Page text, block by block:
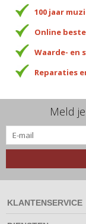
100 jaar
Online
Waarde- en
Reparaties
Meld
KLANTENSERVICE